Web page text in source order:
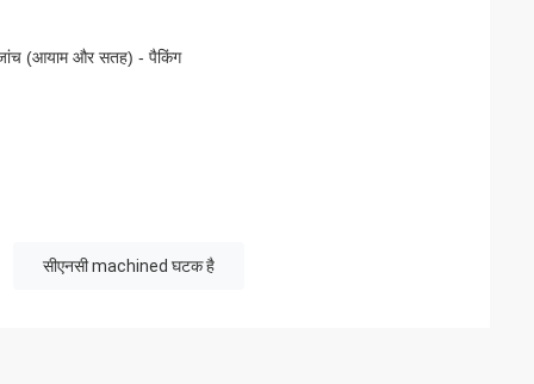
जांच (आयाम और सतह) - पैकिंग
सीएनसी machined घटक है